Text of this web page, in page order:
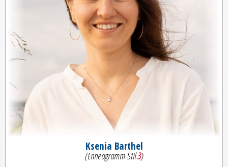
Ksenia Barthel
(Enneagramm-Stil3)